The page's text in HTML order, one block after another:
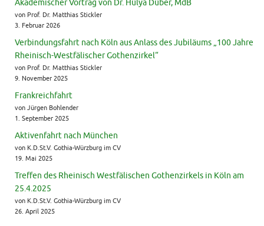
Akademischer Vortrag von Dr. Hülya Düber, MdB
von Prof. Dr. Matthias Stickler
3. Februar 2026
Verbindungsfahrt nach Köln aus Anlass des Jubiläums „100 Jahre
Rheinisch-Westfälischer Gothenzirkel“
von Prof. Dr. Matthias Stickler
9. November 2025
Frankreichfahrt
von Jürgen Bohlender
1. September 2025
Aktivenfahrt nach München
von K.D.St.V. Gothia-Würzburg im CV
19. Mai 2025
Treffen des Rheinisch Westfälischen Gothenzirkels in Köln am
25.4.2025
von K.D.St.V. Gothia-Würzburg im CV
26. April 2025